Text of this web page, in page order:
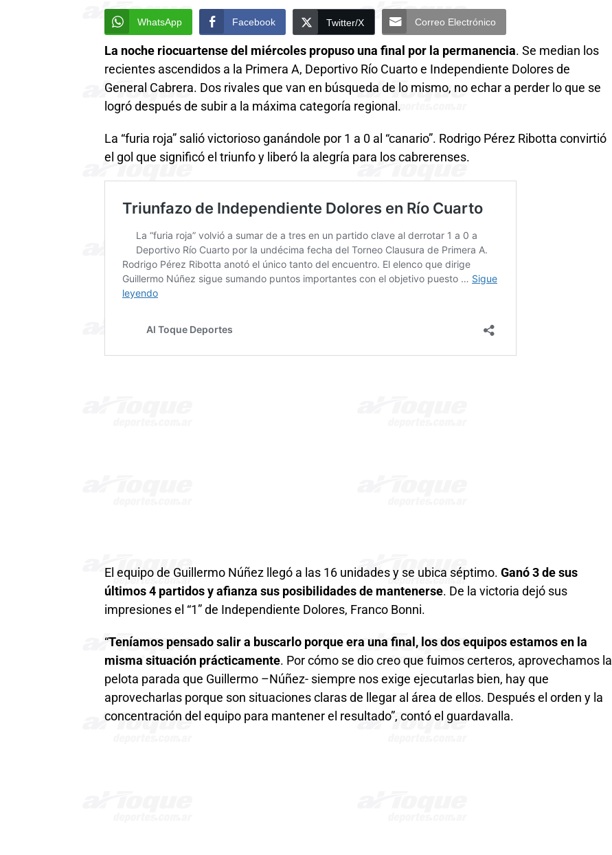
WhatsApp Facebook Twitter/X Correo Electrónico
La noche riocuartense del miércoles propuso una final por la permanencia. Se median los
recientes ascendidos a la Primera A, Deportivo Río Cuarto e Independiente Dolores de
General Cabrera. Dos rivales que van en búsqueda de lo mismo, no echar a perder lo que se
logró después de subir a la máxima categoría regional.
La “furia roja” salió victorioso ganándole por 1 a 0 al “canario”. Rodrigo Pérez Ribotta convirtió
el gol que significó el triunfo y liberó la alegría para los cabrerenses.
El equipo de Guillermo Núñez llegó a las 16 unidades y se ubica séptimo. Ganó 3 de sus
últimos 4 partidos y afianza sus posibilidades de mantenerse. De la victoria dejó sus
impresiones el “1” de Independiente Dolores, Franco Bonni.
“Teníamos pensado salir a buscarlo porque era una final, los dos equipos estamos en la
misma situación prácticamente. Por cómo se dio creo que fuimos certeros, aprovechamos la
pelota parada que Guillermo –Núñez- siempre nos exige ejecutarlas bien, hay que
aprovecharlas porque son situaciones claras de llegar al área de ellos. Después el orden y la
concentración del equipo para mantener el resultado”, contó el guardavalla.